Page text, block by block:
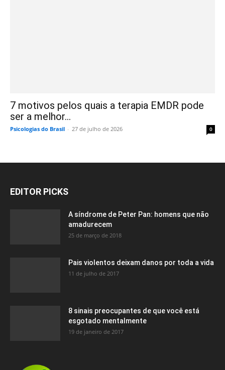
7 motivos pelos quais a terapia EMDR pode
ser a melhor...
Psicologias do Brasil - 27 de julho de 2026 0
EDITOR PICKS
A síndrome de Peter Pan: homens que não
amadurecem
25 de março de 2018
Pais violentos deixam danos por toda a vida
11 de julho de 2017
8 sinais preocupantes de que você está
esgotado mentalmente
19 de janeiro de 2017